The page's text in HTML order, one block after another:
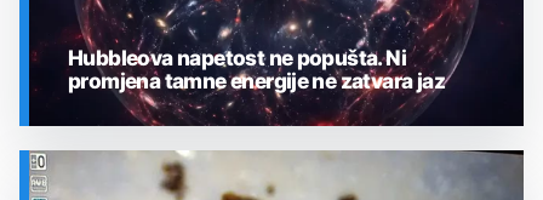
Hubbleova napetost ne popušta. Ni
promjena tamne energije ne zatvara jaz